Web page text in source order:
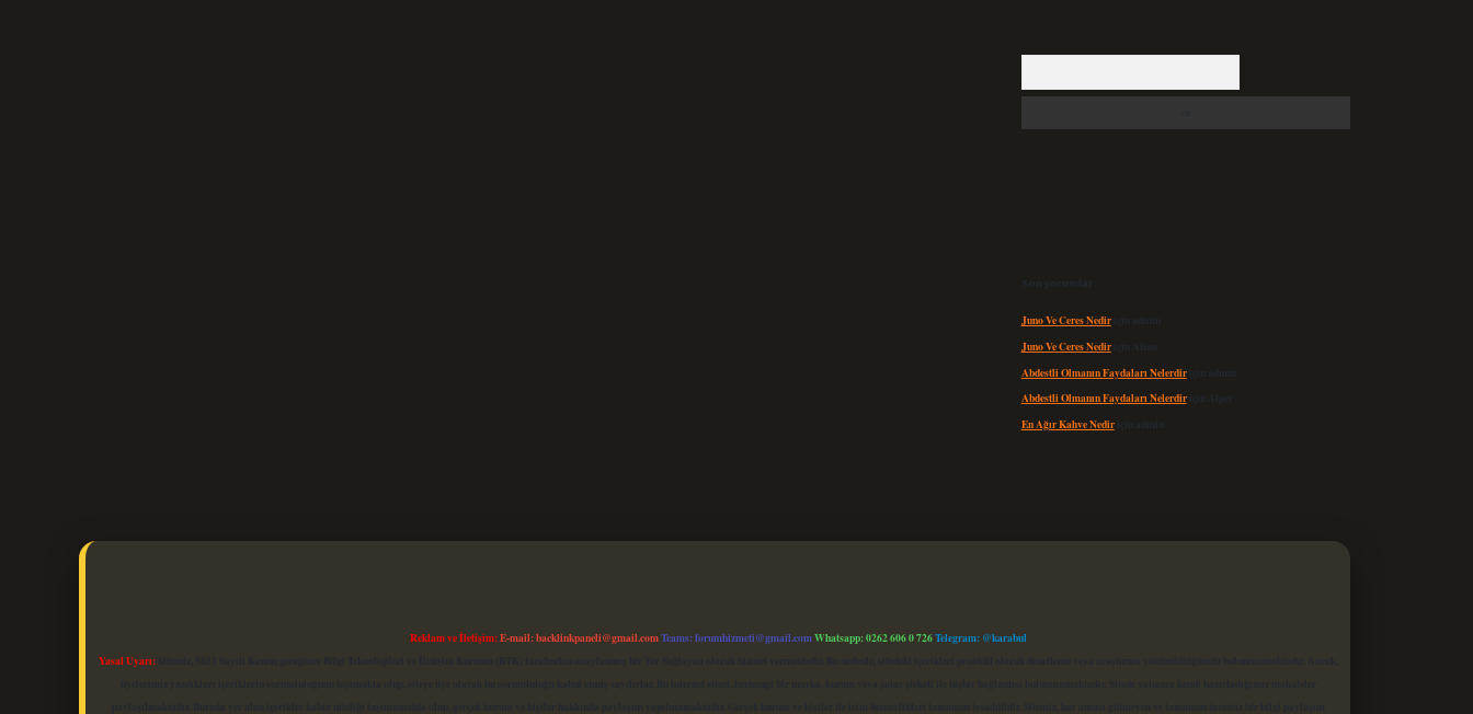
Son yorumlar
Juno Ve Ceres Nediriçin admin
Juno Ve Ceres Nediriçin Altan
Abdestli Olmanın Faydaları Nelerdiriçin admin
Abdestli Olmanın Faydaları Nelerdiriçin Alper
En Ağır Kahve Nediriçin admin
Reklam ve İletişim:E-mail:backlinkpaneli@gmail.comTeams:forumhizmeti@gmail.comWhatsapp: 0262 606 0 726Telegram: @karabul
Yasal Uyarı:Sitemiz, 5651 Sayılı Kanun gereğince Bilgi Teknolojileri ve İletişim Kurumu (BTK) tarafından onaylanmış bir Yer Sağlayıcı olarak hizmet vermektedir. Bu nedenle, sitedeki içerikleri proaktif olarak denetleme veya araştırma yükümlülüğümüz bulunmamaktadır. Ancak,